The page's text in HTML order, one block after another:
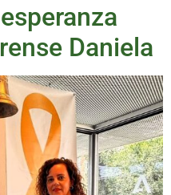
Daniela